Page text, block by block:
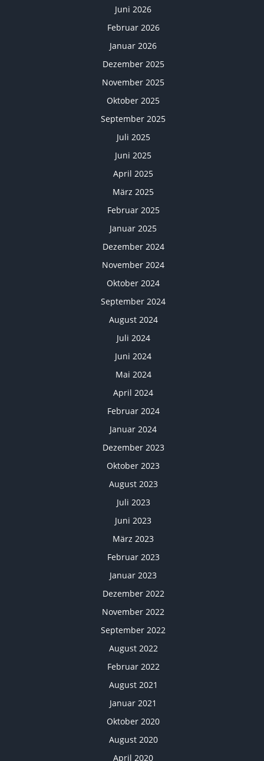
Juni 2026
Februar 2026
Januar 2026
Dezember 2025
November 2025
Oktober 2025
September 2025
Juli 2025
Juni 2025
April 2025
März 2025
Februar 2025
Januar 2025
Dezember 2024
November 2024
Oktober 2024
September 2024
August 2024
Juli 2024
Juni 2024
Mai 2024
April 2024
Februar 2024
Januar 2024
Dezember 2023
Oktober 2023
August 2023
Juli 2023
Juni 2023
März 2023
Februar 2023
Januar 2023
Dezember 2022
November 2022
September 2022
August 2022
Februar 2022
August 2021
Januar 2021
Oktober 2020
August 2020
April 2020